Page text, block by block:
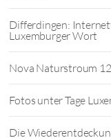
Differdingen:
Luxemburger Wort
Nova Naturstroum
Fotos unter Tage
Die